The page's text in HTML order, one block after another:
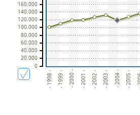
- 1998 - - 1999 - - 2000 - - 2001 - - 2002 - - 2003 - - 2004 - - 2005 - -
0
20.000
40.000
60.000
80.000
100.000
120.000
140.000
160.000